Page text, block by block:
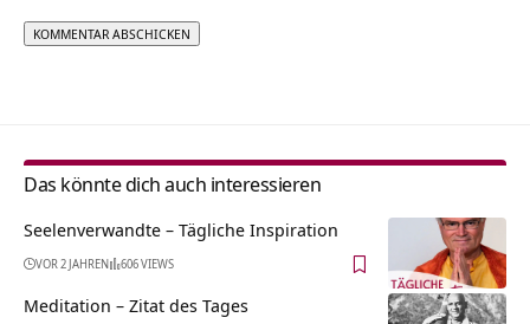
Das könnte dich auch interessieren
Seelenverwandte – Tägliche Inspiration
VOR 2 JAHREN 606 VIEWS
Meditation – Zitat des Tages